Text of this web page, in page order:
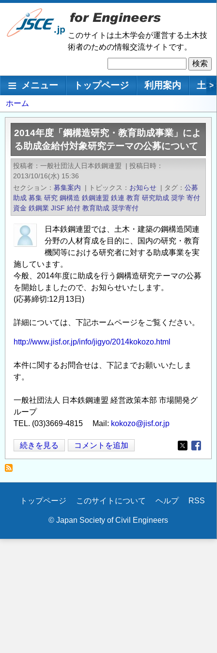
メ
ン
移
このサイトは土木学会が運営する土木技
術者のための情報交流サイトです。
索
メインナビゲーション
メニュー トップページ 利用案内 土 >
パ
ン
く
ホーム
2014年度「鋼構造研究・教育助成事業」によ
る助成金給付対象研究テーマの公募について
投稿者 一般社団法人日本鉄鋼連盟 | 投稿日時
2013/10/16(水) 15:36
セクション
募集案内 | トピックス お知らせ | タグ
公募
助成 募集 研究 鋼構造 鉄鋼連盟 鉄連 教育 研究助成 奨学 寄付
資金 鉄鋼業 JISF 給付 教育助成 奨学寄付
日本鉄鋼連盟では、土木・建築の鋼構造関連
分野の人材育成を目的に、国内の研究・教育
機関等における研究者に対する助成事業を実
施しています。
今般、2014年度に助成を行う鋼構造研究テーマの公募
を開始しましたので、お知らせいたします。
(応募締切:12月13日)
詳細については、下記ホームページをご覧ください。
http://www.jisf.or.jp/info/jigyo/2014kokozo.html
本件に関するお問合せは、下記までお願いいたしま
す。
一般社団法人 日本鉄鋼連盟 経営政策本部 市場開発グ
ループ
TEL. (03)3669-4815 Mail: kokozo@jisf.or.jp
2014
年
「鋼
造
続きを見る コメントを追加
Opens in
Secondary
トップページ このサイトについて ヘルプ RSS
© Japan Society of Civil Engineers